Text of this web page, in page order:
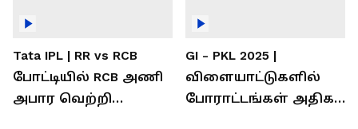
Tata IPL | RR vs RCB
போட்டியில் RCB அணி
அபார வெற்றி
GI - PKL 2025 |
விளையாட்டுகளில்
போராட்டங்கள் அதிகம்